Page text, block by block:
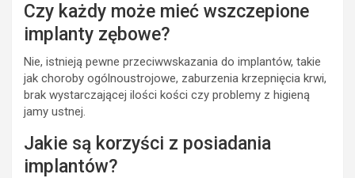
Czy każdy może mieć wszczepione
implanty zębowe?
Nie, istnieją pewne przeciwwskazania do implantów, takie
jak choroby ogólnoustrojowe, zaburzenia krzepnięcia krwi,
brak wystarczającej ilości kości czy problemy z higieną
jamy ustnej.
Jakie są korzyści z posiadania
implantów?